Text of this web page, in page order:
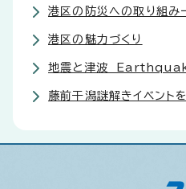
港区の防災への取り組み
港区の魅力づくり
地震と津波
藤前干潟謎解きイベント